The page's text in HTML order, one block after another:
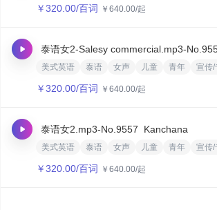
￥320.00/百词 ￥ 640.00/起
泰语女2-Salesy commercial.mp3-
美式英语 泰语 女声 儿童 青年 宣传/
￥320.00/百词 ￥ 640.00/起
泰语女2.mp3-No.9557 Kanchana
美式英语 泰语 女声 儿童 青年 宣传/
￥320.00/百词 ￥ 640.00/起